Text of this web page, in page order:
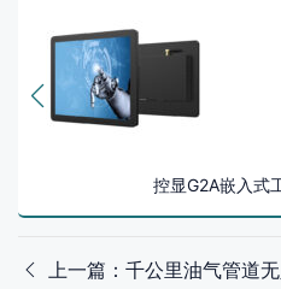
控显G2A嵌入式
上一篇：千公里油气管道无人值守，